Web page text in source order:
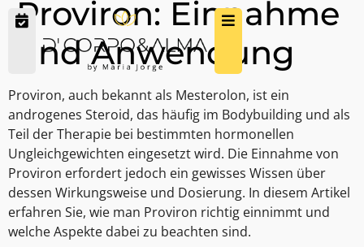
Proviron: Einnahme
und Anwendung
Proviron, auch bekannt als Mesterolon, ist ein
androgenes Steroid, das häufig im Bodybuilding und als
Teil der Therapie bei bestimmten hormonellen
Ungleichgewichten eingesetzt wird. Die Einnahme von
Proviron erfordert jedoch ein gewisses Wissen über
dessen Wirkungsweise und Dosierung. In diesem Artikel
erfahren Sie, wie man Proviron richtig einnimmt und
welche Aspekte dabei zu beachten sind.